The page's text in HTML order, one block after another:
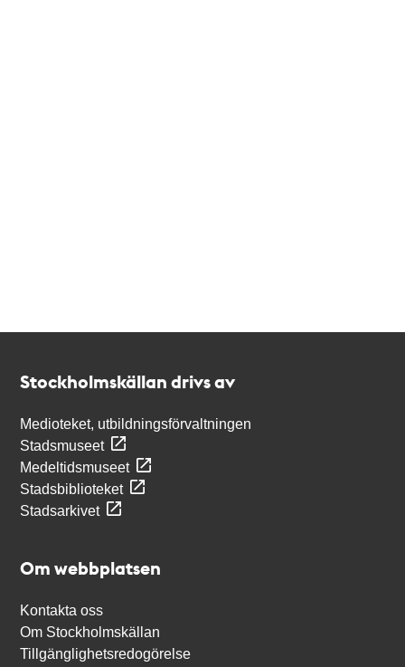
Stockholmskällan drivs av
Medioteket, utbildningsförvaltningen
Stadsmuseet
Medeltidsmuseet
Stadsbiblioteket
Stadsarkivet
Om webbplatsen
Kontakta oss
Om Stockholmskällan
Tillgänglighetsredogörelse